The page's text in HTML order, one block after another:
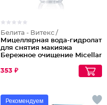
Белита - Витекс /
Мицеллярная вода-гидролат
для снятия макияжа
Бережное очищение Micellar
353 ₽
Рекомендуем